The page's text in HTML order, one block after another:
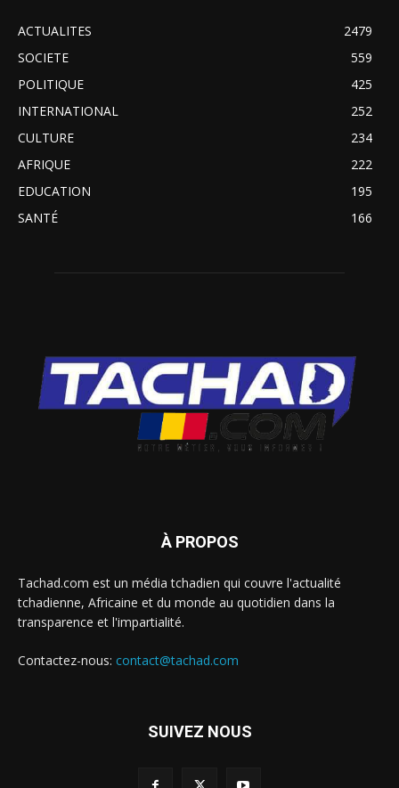
ACTUALITES
2479
SOCIETE
559
POLITIQUE
425
INTERNATIONAL
252
CULTURE
234
AFRIQUE
222
EDUCATION
195
SANTÉ
166
À PROPOS
Tachad.com est un média tchadien qui couvre l'actualité
tchadienne, Africaine et du monde au quotidien dans la
transparence et l'impartialité.
Contactez-nous: contact@tachad.com
SUIVEZ NOUS